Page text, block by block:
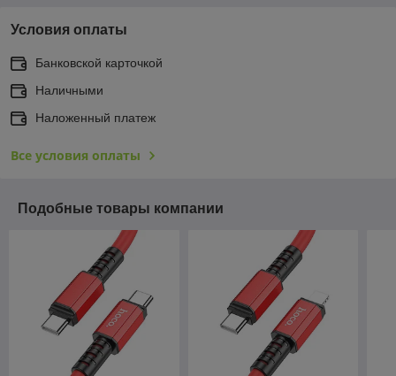
Условия оплаты
Банковской карточкой
Наличными
Наложенный платеж
Все условия оплаты
Подобные товары компании